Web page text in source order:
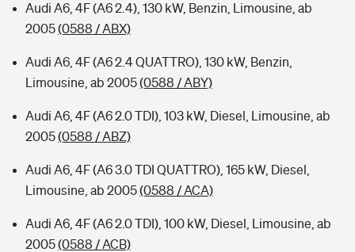
Audi A6, 4F (A6 2.4), 130 kW, Benzin, Limousine, ab
2005(0588 / ABX)
Audi A6, 4F (A6 2.4 QUATTRO), 130 kW, Benzin,
Limousine, ab 2005(0588 / ABY)
Audi A6, 4F (A6 2.0 TDI), 103 kW, Diesel, Limousine, ab
2005(0588 / ABZ)
Audi A6, 4F (A6 3.0 TDI QUATTRO), 165 kW, Diesel,
Limousine, ab 2005(0588 / ACA)
Audi A6, 4F (A6 2.0 TDI), 100 kW, Diesel, Limousine, ab
2005(0588 / ACB)